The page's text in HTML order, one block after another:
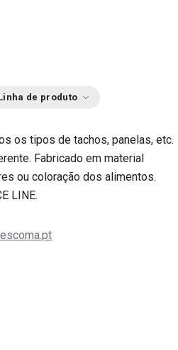
de produto
os tipos de tachos, panelas, etc.
Fabricado em material
ou coloração dos alimentos.
LINE.